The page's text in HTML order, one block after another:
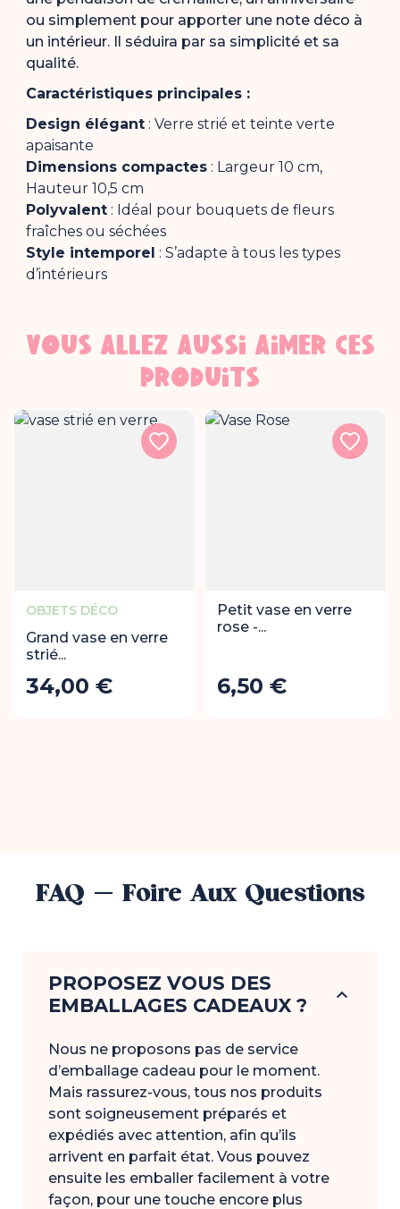
ou simplement pour apporter une note déco à
un intérieur. Il séduira par sa simplicité et sa
qualité.
Caractéristiques principales :
Design élégant: Verre strié et teinte verte
apaisante
Dimensions compactes: Largeur 10 cm,
Hauteur 10,5 cm
Polyvalent: Idéal pour bouquets de fleurs
fraîches ou séchées
Style intemporel : S’adapte à tous les types
d’intérieurs
VOUS ALLEZ AUSSI AIMER CES
PRODUITS
OBJETS DÉCO
Grand vase en verre
strié...
Prix
34,00 €
Petit vase en verre
rose -...
Prix
6,50 €
FAQ - Foire Aux Questions
PROPOSEZ VOUS DES
EMBALLAGES CADEAUX ?
keyboard_arrow_down
Nous ne proposons pas de service
d’emballage cadeau pour le moment.
Mais rassurez-vous, tous nos produits
sont soigneusement préparés et
expédiés avec attention, afin qu’ils
arrivent en parfait état. Vous pouvez
ensuite les emballer facilement à votre
façon, pour une touche encore plus